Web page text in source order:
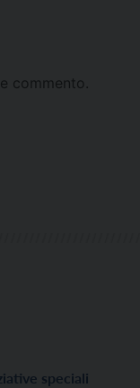
commento.
speciali